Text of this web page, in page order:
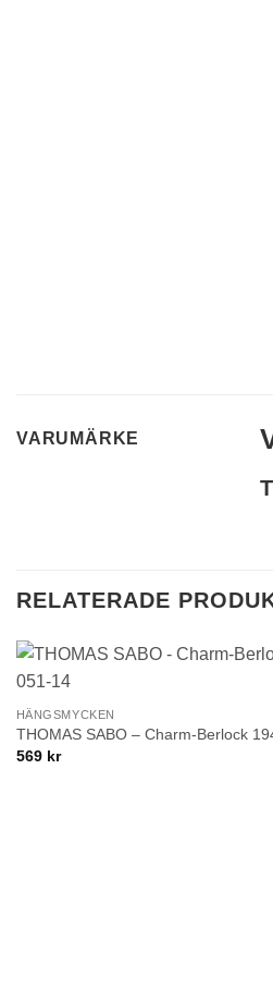
VARUMÄRKE
RELATERADE
+
HÄNGSMYCKEN
THOMAS SABO – Charm-Berlock
569 kr